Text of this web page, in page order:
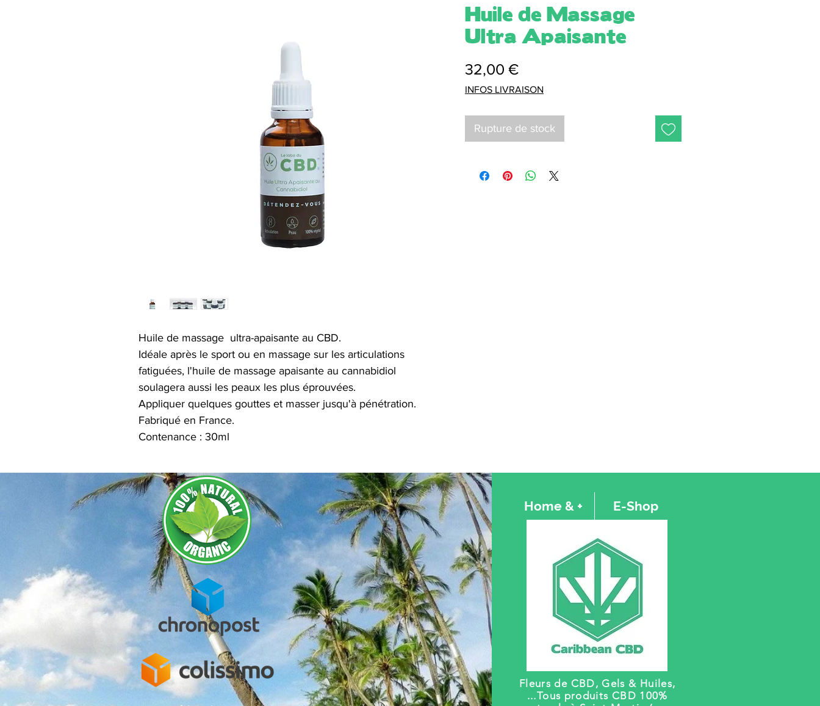
Huile de massage ultra-apaisante au CBD.
Idéale après le sport ou en massage sur les articulations
fatiguées, l'huile de massage apaisante au cannabidiol
soulagera aussi les peaux les plus éprouvées.
Appliquer quelques gouttes et masser jusqu'à pénétration.
Fabriqué en France.
Contenance : 30ml
Huile de Massage
Ultra Apaisante
32,00 €Prix
INFOS LIVRAISON
Rupture de stock
Home & + E-Shop
Fleurs de CBD, Gels & Huiles,
...Tous produits CBD 100%